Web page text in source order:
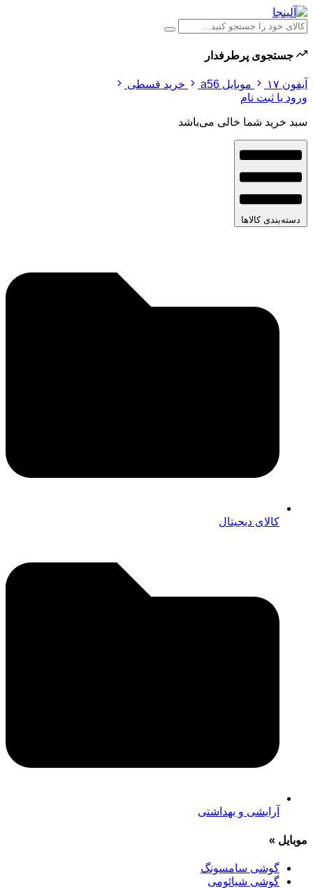
جستجوی پرطرفدار
آیفون ۱۷ موبایل a56
خرید قسطی
ورود یا ثبت نام
سبد خرید شما خالی می‌باشد
دسته‌بندی کالاها
کالای دیجیتال
آرایشی و بهداشتی
موبایل »
گوشی سامسونگ
گوشی شیائومی